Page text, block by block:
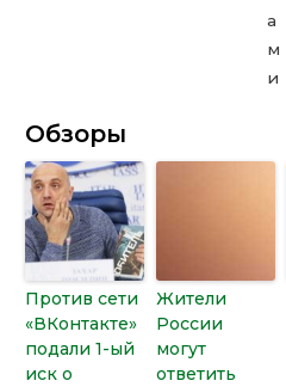
Обзоры
Против сети
«ВКонтакте»
подали 1-ый
иск о
Жители
России
могут
ответить